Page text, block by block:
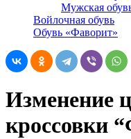
Мужская
Войлочная обувь
Обувь «Фаворит»
Изменение
кроссовки